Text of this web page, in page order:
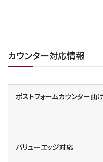
カウンター対応情報
ポストフォームカウンター曲
バリューエッジ対応